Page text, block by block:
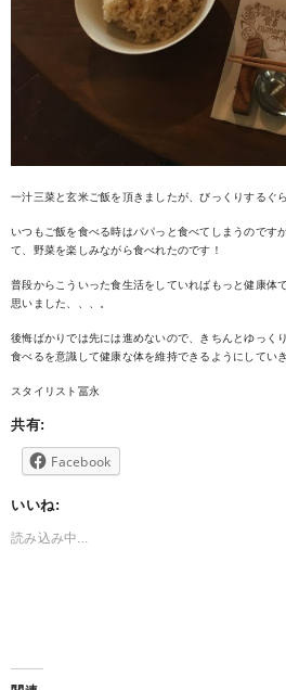
一汁三菜と玄米ご飯を頂きましたが、びっくりするぐ
いつもご飯を食べる時はパパっと食べてしまうのです
て、野菜を楽しみながら食べれたのです！
普段からこういった食生活をしていればもっと健康体
思いました、、、。
後悔ばかりでは先には進めないので、きちんとゆっく
食べるを意識して健康な体を維持できるようにしてい
スタイリスト冨永
共有:
Facebook
いいね:
読み込み中...